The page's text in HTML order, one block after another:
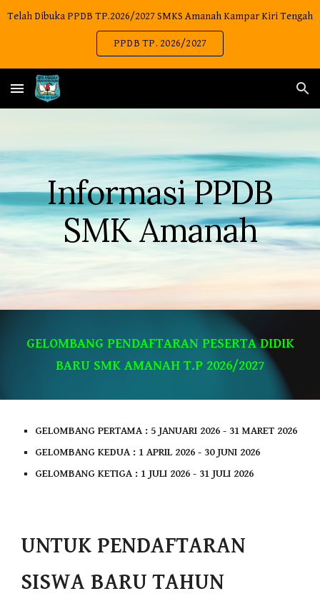
Telah Dibuka PPDB TP.2026/2027 SMKS Amanah Kampar Kiri Tengah
PPDB TP. 2026/2027
Informasi PPDB
SMK Amanah
GELOMBANG PENDAFTARAN PESERTA DIDIK
BARU SMK AMANAH T.P 2026/2027
GELOMBANG PERTAMA : 5 JANUARI 2026 - 31 MARET 2026
GELOMBANG KEDUA : 1 APRIL 2026 - 30 JUNI 2026
GELOMBANG KETIGA : 1 JULI 2026 - 31 JULI 2026
UNTUK PENDAFTARAN
SISWA BARU TAHUN